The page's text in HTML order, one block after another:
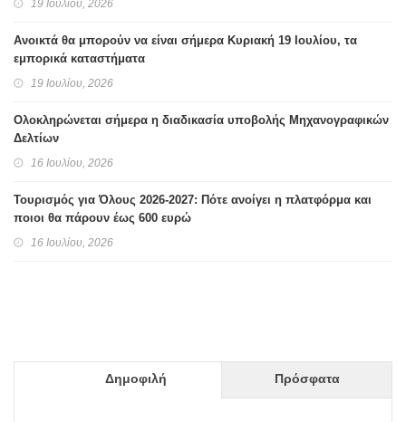
19 Ιουλίου, 2026
Ανοικτά θα μπορούν να είναι σήμερα Κυριακή 19 Ιουλίου, τα
εμπορικά καταστήματα
19 Ιουλίου, 2026
Ολοκληρώνεται σήμερα η διαδικασία υποβολής Μηχανογραφικών
Δελτίων
16 Ιουλίου, 2026
Τουρισμός για Όλους 2026-2027: Πότε ανοίγει η πλατφόρμα και
ποιοι θα πάρουν έως 600 ευρώ
16 Ιουλίου, 2026
Δημοφιλή Πρόσφατα